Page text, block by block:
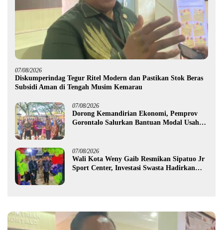
07/08/2026
Diskumperindag Tegur Ritel Modern dan Pastikan Stok Beras
Subsidi Aman di Tengah Musim Kemarau
07/08/2026
Dorong Kemandirian Ekonomi, Pemprov
Gorontalo Salurkan Bantuan Modal Usaha
07/08/2026
Wali Kota Weny Gaib Resmikan Sipatuo Jr
Sport Center, Investasi Swasta Hadirkan